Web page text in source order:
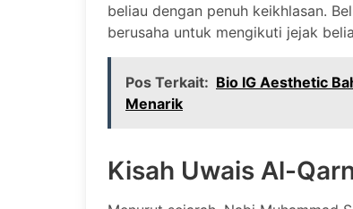
beliau dengan penuh keikhlasan.
berusaha untuk mengikuti jejak
Pos Terkait: Bio IG Aesthetic
Menarik
Kisah Uwais Al-